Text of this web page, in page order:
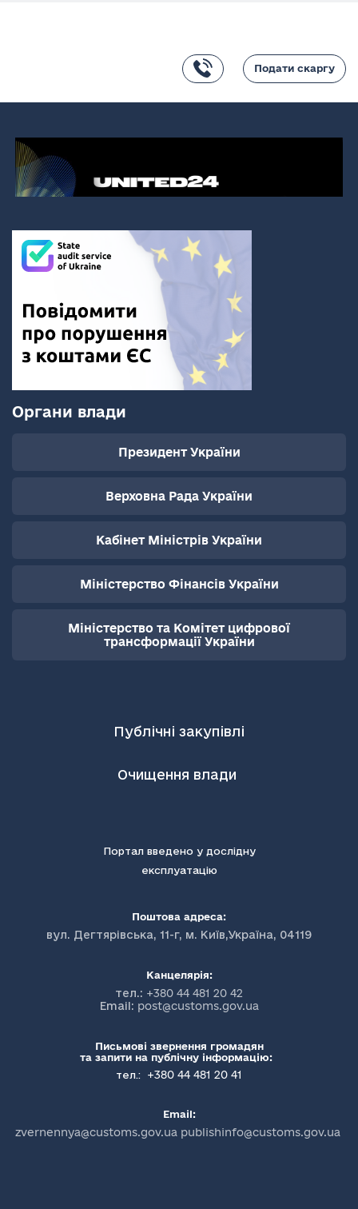
Подати скаргу
Органи влади
Президент України
Верховна Рада України
Кабінет Міністрів України
Міністерство Фінансів України
Міністерство та Комітет цифрової
трансформації України
Публічні закупівлі
Очищення влади
Портал введено у дослідну
експлуатацію
Поштова адреса:
вул. Дегтярівська, 11-г, м. Київ,Україна, 04119
Канцелярія:
тел.: +380 44 481 20 42
Email: post@customs.gov.ua
Письмові звернення громадян
та запити на публічну інформацію:
тел.:
+380 44 481 20 41
Email:
zvernennya@customs.gov.ua publishinfo@customs.gov.ua